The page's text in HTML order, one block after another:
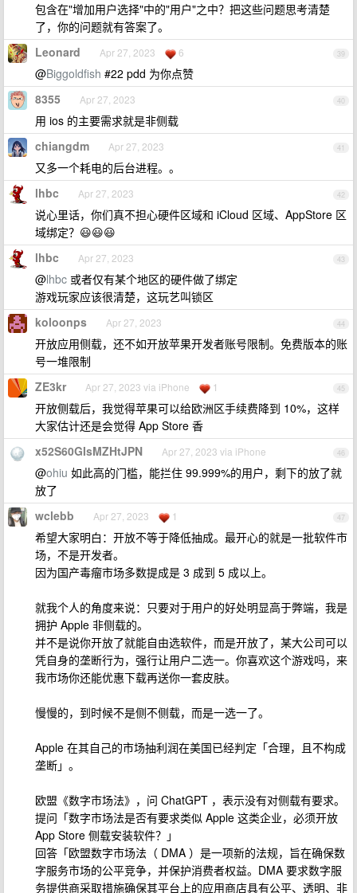
包含在"增加用户选择"中的"用户"之中？把这些问题思考清楚
了，你的问题就有答案了。
39
Leonard Apr 27, 2023 6
@Biggoldfish #22 pdd 为你点赞
40
8355 Apr 27, 2023
用 ios 的主要需求就是非侧载
41
chiangdm Apr 27, 2023
又多一个耗电的后台进程。。
42
lhbc Apr 27, 2023
说心里话，你们真不担心硬件区域和 iCloud 区域、AppStore 区
域绑定？😃😃😃
43
lhbc Apr 27, 2023
@lhbc 或者仅有某个地区的硬件做了绑定
游戏玩家应该很清楚，这玩艺叫锁区
44
koloonps Apr 27, 2023
开放应用侧载，还不如开放苹果开发者账号限制。免费版本的账
号一堆限制
45
ZE3kr Apr 27, 2023 via iPhone 1
开放侧载后，我觉得苹果可以给欧洲区手续费降到 10%，这样
大家估计还是会觉得 App Store 香
46
x52S60GIsMZHtJPN Apr 27, 2023 via iPhone
@ohiu 如此高的门槛，能拦住 99.999%的用户，剩下的放了就
放了
47
wclebb Apr 27, 2023 1
希望大家明白：开放不等于降低抽成。最开心的就是一批软件市
场，不是开发者。
因为国产毒瘤市场多数提成是 3 成到 5 成以上。
就我个人的角度来说：只要对于用户的好处明显高于弊端，我是
拥护 Apple 非侧载的。
并不是说你开放了就能自由选软件，而是开放了，某大公司可以
凭自身的垄断行为，强行让用户二选一。你喜欢这个游戏吗，来
我市场你还能优惠下载再送你一套皮肤。
慢慢的，到时候不是侧不侧载，而是一选一了。
Apple 在其自己的市场抽利润在美国已经判定「合理，且不构成
垄断」。
欧盟《数字市场法》，问 ChatGPT ，表示没有对侧载有要求。
提问「数字市场法是否有要求类似 Apple 这类企业，必须开放
App Store 侧载安装软件？」
回答「欧盟数字市场法（ DMA ）是一项新的法规，旨在确保数
字服务市场的公平竞争，并保护消费者权益。DMA 要求数字服
务提供商采取措施确保其平台上的应用商店具有公平、透明、非